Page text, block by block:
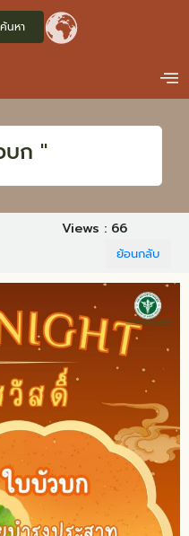
บก "
Views : 66
ย้อนกลับ